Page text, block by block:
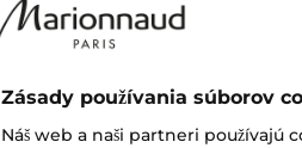
Zásady používania súborov
Náš web a naši partneri